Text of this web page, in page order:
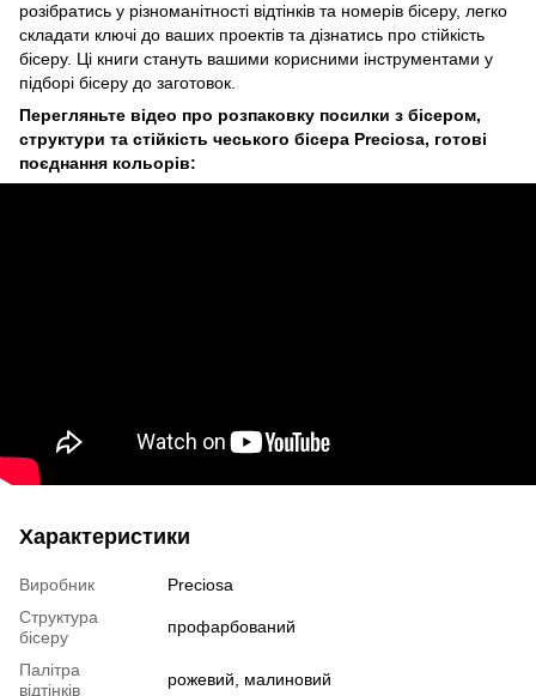
розібратись у різноманітності відтінків та номерів бісеру, легко
складати ключі до ваших проектів та дізнатись про стійкість
бісеру. Ці книги стануть вашими корисними інструментами у
підборі бісеру до заготовок.
Перегляньте відео про розпаковку посилки з бісером,
структури та стійкість чеського бісера Preciosa, готові
поєднання кольорів:
Характеристики
Виробник
Preciosa
Структура
бісеру
профарбований
Палітра
відтінків
рожевий, малиновий